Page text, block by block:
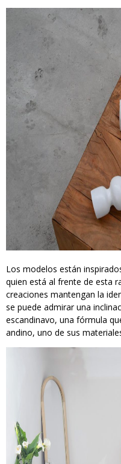
Los modelos están
quien está al frente de esta
creaciones mantengan la
se puede admirar una
escandinavo, una fórmula
andino, uno de sus